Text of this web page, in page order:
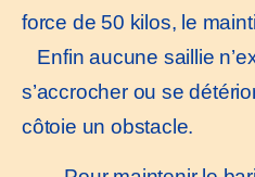
force de 50 kilos, le
Enfin aucune saillie
s’accrocher ou se
côtoie un obstacle.